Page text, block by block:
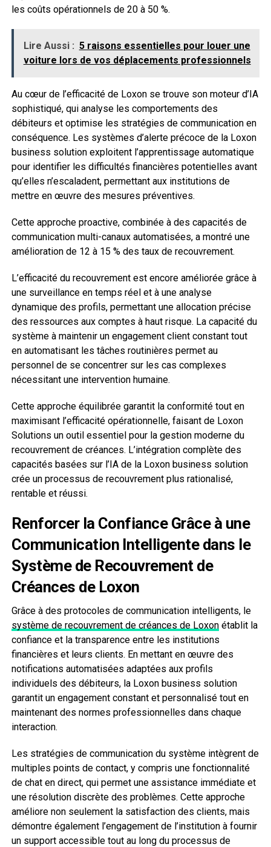
les coûts opérationnels de 20 à 50 %.
Lire Aussi : 5 raisons essentielles pour louer une
voiture lors de vos déplacements professionnels
Au cœur de l’efficacité de Loxon se trouve son moteur d’IA
sophistiqué, qui analyse les comportements des
débiteurs et optimise les stratégies de communication en
conséquence. Les systèmes d’alerte précoce de la Loxon
business solution exploitent l’apprentissage automatique
pour identifier les difficultés financières potentielles avant
qu’elles n’escaladent, permettant aux institutions de
mettre en œuvre des mesures préventives.
Cette approche proactive, combinée à des capacités de
communication multi-canaux automatisées, a montré une
amélioration de 12 à 15 % des taux de recouvrement.
L’efficacité du recouvrement est encore améliorée grâce à
une surveillance en temps réel et à une analyse
dynamique des profils, permettant une allocation précise
des ressources aux comptes à haut risque. La capacité du
système à maintenir un engagement client constant tout
en automatisant les tâches routinières permet au
personnel de se concentrer sur les cas complexes
nécessitant une intervention humaine.
Cette approche équilibrée garantit la conformité tout en
maximisant l’efficacité opérationnelle, faisant de Loxon
Solutions un outil essentiel pour la gestion moderne du
recouvrement de créances. L’intégration complète des
capacités basées sur l’IA de la Loxon business solution
crée un processus de recouvrement plus rationalisé,
rentable et réussi.
Renforcer la Confiance Grâce à une
Communication Intelligente dans le
Système de Recouvrement de
Créances de Loxon
Grâce à des protocoles de communication intelligents, le
système de recouvrement de créances de Loxonétablit la
confiance et la transparence entre les institutions
financières et leurs clients. En mettant en œuvre des
notifications automatisées adaptées aux profils
individuels des débiteurs, la Loxon business solution
garantit un engagement constant et personnalisé tout en
maintenant des normes professionnelles dans chaque
interaction.
Les stratégies de communication du système intègrent de
multiples points de contact, y compris une fonctionnalité
de chat en direct, qui permet une assistance immédiate et
une résolution discrète des problèmes. Cette approche
améliore non seulement la satisfaction des clients, mais
démontre également l’engagement de l’institution à fournir
un support accessible tout au long du processus de